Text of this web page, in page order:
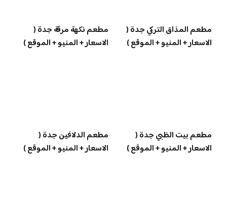
مطعم المذاق التركي جدة (
الاسعار + المنيو + الموقع )
مطعم نكهة مرقة جدة (
الاسعار + المنيو + الموقع )
مطعم بيت الظبي جدة (
الاسعار + المنيو + الموقع )
مطعم الدلافين جدة (
الاسعار + المنيو + الموقع )